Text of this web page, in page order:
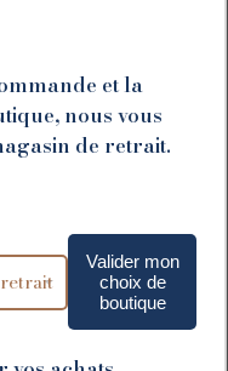
et la
nous vous
de retrait.
Valider mon
choix de
boutique
décembre.
vous dévoile une
élaborée avec
Chocolats fins,
voyages
bouchée
de notre